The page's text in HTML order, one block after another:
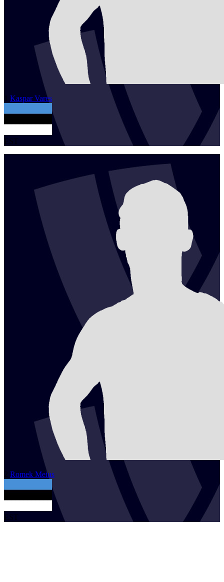
1 Kaspar Vares
EST
2 Romek Meius
EST